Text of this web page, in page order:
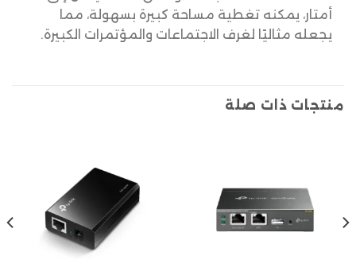
أمتار، يمكنه تغطية مساحة كبيرة بسهولة، مما
يجعله مثاليًا لغرف الاجتماعات والمؤتمرات الكبيرة.
منتجات ذات صلة